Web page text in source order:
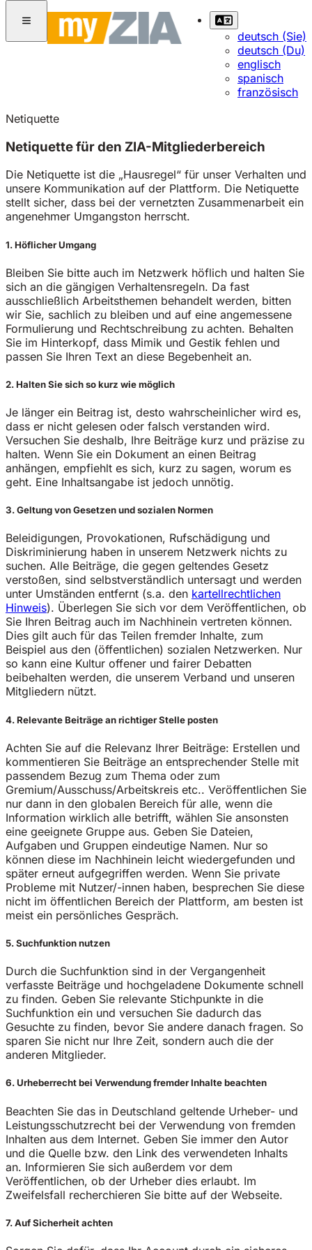
deutsch (Sie)
deutsch (Du)
englisch
spanisch
französisch
Netiquette
Netiquette für den ZIA-Mitgliederbereich
Die Netiquette ist die „Hausregel“ für unser Verhalten und
unsere Kommunikation auf der Plattform. Die Netiquette
stellt sicher, dass bei der vernetzten Zusammenarbeit ein
angenehmer Umgangston herrscht.
1. Höflicher Umgang
Bleiben Sie bitte auch im Netzwerk höflich und halten Sie
sich an die gängigen Verhaltensregeln. Da fast
ausschließlich Arbeitsthemen behandelt werden, bitten
wir Sie, sachlich zu bleiben und auf eine angemessene
Formulierung und Rechtschreibung zu achten. Behalten
Sie im Hinterkopf, dass Mimik und Gestik fehlen und
passen Sie Ihren Text an diese Begebenheit an.
2. Halten Sie sich so kurz wie möglich
Je länger ein Beitrag ist, desto wahrscheinlicher wird es,
dass er nicht gelesen oder falsch verstanden wird.
Versuchen Sie deshalb, Ihre Beiträge kurz und präzise zu
halten. Wenn Sie ein Dokument an einen Beitrag
anhängen, empfiehlt es sich, kurz zu sagen, worum es
geht. Eine Inhaltsangabe ist jedoch unnötig.
3. Geltung von Gesetzen und sozialen Normen
Beleidigungen, Provokationen, Rufschädigung und
Diskriminierung haben in unserem Netzwerk nichts zu
suchen. Alle Beiträge, die gegen geltendes Gesetz
verstoßen, sind selbstverständlich untersagt und werden
unter Umständen entfernt (s.a. den kartellrechtlichen
Hinweis). Überlegen Sie sich vor dem Veröffentlichen, ob
Sie Ihren Beitrag auch im Nachhinein vertreten können.
Dies gilt auch für das Teilen fremder Inhalte, zum
Beispiel aus den (öffentlichen) sozialen Netzwerken. Nur
so kann eine Kultur offener und fairer Debatten
beibehalten werden, die unserem Verband und unseren
Mitgliedern nützt.
4. Relevante Beiträge an richtiger Stelle posten
Achten Sie auf die Relevanz Ihrer Beiträge: Erstellen und
kommentieren Sie Beiträge an entsprechender Stelle mit
passendem Bezug zum Thema oder zum
Gremium/Ausschuss/Arbeitskreis etc.. Veröffentlichen Sie
nur dann in den globalen Bereich für alle, wenn die
Information wirklich alle betrifft, wählen Sie ansonsten
eine geeignete Gruppe aus. Geben Sie Dateien,
Aufgaben und Gruppen eindeutige Namen. Nur so
können diese im Nachhinein leicht wiedergefunden und
später erneut aufgegriffen werden. Wenn Sie private
Probleme mit Nutzer/-innen haben, besprechen Sie diese
nicht im öffentlichen Bereich der Plattform, am besten ist
meist ein persönliches Gespräch.
5. Suchfunktion nutzen
Durch die Suchfunktion sind in der Vergangenheit
verfasste Beiträge und hochgeladene Dokumente schnell
zu finden. Geben Sie relevante Stichpunkte in die
Suchfunktion ein und versuchen Sie dadurch das
Gesuchte zu finden, bevor Sie andere danach fragen. So
sparen Sie nicht nur Ihre Zeit, sondern auch die der
anderen Mitglieder.
6. Urheberrecht bei Verwendung fremder Inhalte beachten
Beachten Sie das in Deutschland geltende Urheber- und
Leistungsschutzrecht bei der Verwendung von fremden
Inhalten aus dem Internet. Geben Sie immer den Autor
und die Quelle bzw. den Link des verwendeten Inhalts
an. Informieren Sie sich außerdem vor dem
Veröffentlichen, ob der Urheber dies erlaubt. Im
Zweifelsfall recherchieren Sie bitte auf der Webseite.
7. Auf Sicherheit achten